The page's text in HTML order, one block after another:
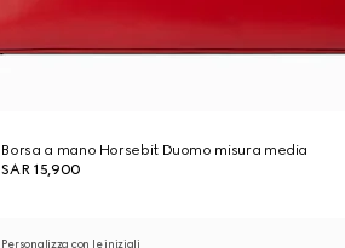
Borsa a mano Horsebit Duomo misura media
SAR 15,900
Personalizza con le iniziali